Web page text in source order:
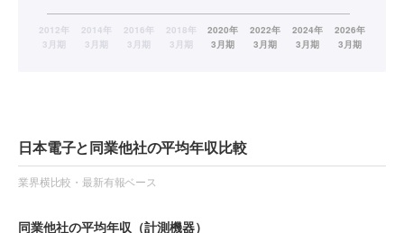
日本電子と同業他社の平均年収比較
業界横比較・最新有報ベース
同業他社の平均年収 （計測機器）